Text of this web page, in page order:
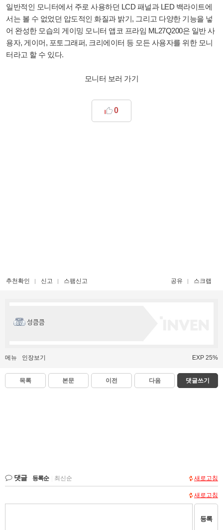
일반적인 모니터에서 주로 사용하던 LCD 패널과 LED 백라이트에
서는 볼 수 없었던 압도적인 화질과 밝기, 그리고 다양한 기능을 넣
어 완성한 모습의 게이밍 모니터 앱코 프라임 ML27Q200은 일반 사
용자, 게이머, 포토그래퍼, 크리에이터 등 모든 사용자를 위한 모니
터라고 할 수 있다.
모니터 보러 가기
0
추천확인 신고 스팸신고 공유 스크랩
성큼큼
메뉴 인장보기 EXP 25%
목록 본문 이전 다음 댓글쓰기
댓글 등록순 최신순 새로고침
새로고침
등록